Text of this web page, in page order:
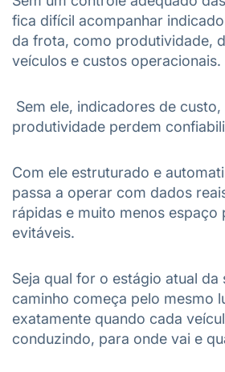
fica difícil acompanhar
da frota, como produtividade,
veículos e custos operacionais.
Sem ele, indicadores de
produtividade perdem
Com ele estruturado e
passa a operar com dados
rápidas e muito menos espaço
evitáveis.
Seja qual for o estágio atual da
caminho começa pelo mesmo
exatamente quando cada
conduzindo, para onde vai e